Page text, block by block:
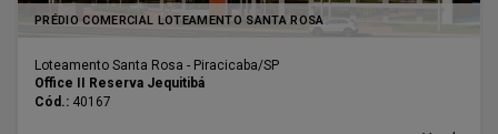
PRÉDIO COMERCIAL LOTEAMENTO SANTA ROSA
Loteamento Santa Rosa - Piracicaba/SP
Office II Reserva Jequitibá
Cód.: 40167